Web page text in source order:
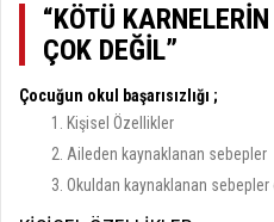
“KÖTÜ
ÇOK DEĞİL”
Çocuğun okul başarısızlığı ;
Kişisel Özellikler
Aileden kaynaklanan sebepler
Okuldan kaynaklanan